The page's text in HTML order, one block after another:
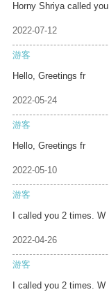
Horny Shriya called you
2022-07-12
游客
Hello, Greetings fr
2022-05-24
游客
Hello, Greetings fr
2022-05-10
游客
I called you 2 times. W
2022-04-26
游客
I called you 2 times. W